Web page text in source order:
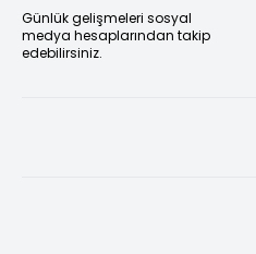
Günlük gelişmeleri sosyal
medya hesaplarından takip
edebilirsiniz.